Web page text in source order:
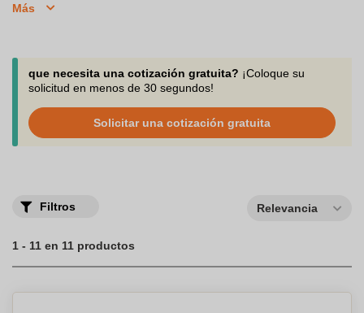
infinitas. Mucho más que un simple objeto que puedas encontrar
petanca personalizadas en una bonita bolsa tendrá un efecto
muy positivo, ya que es una iniciativa perfecta para disfrutar al
aire libre en familia o con amigos. Explora nuestra gama de
Más
que necesita una cotización gratuita? ¡Coloque su
solicitud en menos de 30 segundos!
Solicitar una cotización gratuita
Filtros Relevancia
1 - 11 en 11 productos